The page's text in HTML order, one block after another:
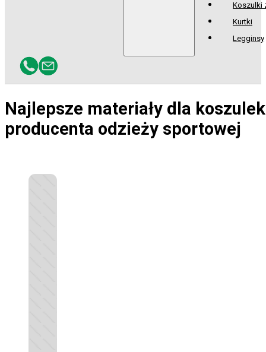
Koszulki
Kurtki
Legginsy
Najlepsze materiały dla
producenta odzieży sportowej